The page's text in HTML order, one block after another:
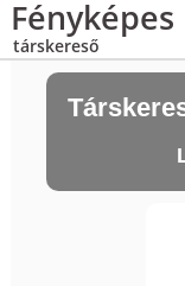
Fényképes
társkereső